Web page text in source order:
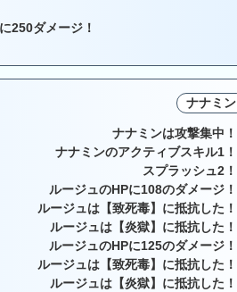
250ダメージ！
ナナミン
ナナミンは攻撃集中！
ナナミンのアクティブスキル1！
スプラッシュ2！
ルージュのHPに108のダメージ！
ルージュは【致死毒】に抵抗した！
ルージュは【炎獄】に抵抗した！
ルージュのHPに125のダメージ！
ルージュは【致死毒】に抵抗した！
ルージュは【炎獄】に抵抗した！